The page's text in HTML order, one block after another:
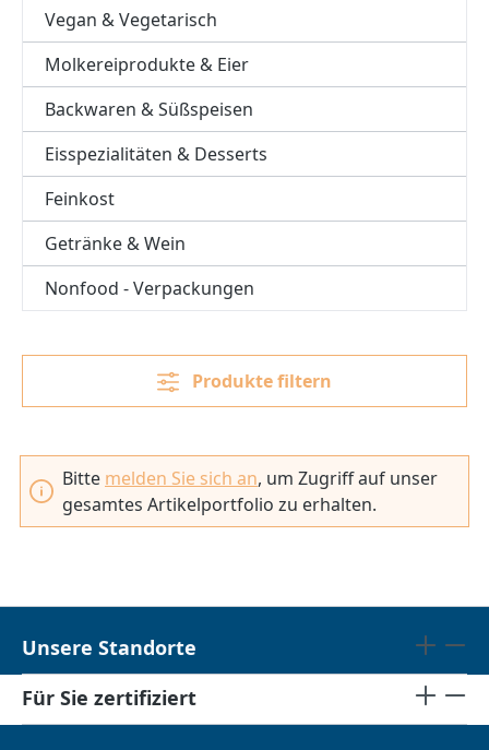
Vegan & Vegetarisch
Molkereiprodukte & Eier
Backwaren & Süßspeisen
Eisspezialitäten & Desserts
Feinkost
Getränke & Wein
Nonfood - Verpackungen
Produkte filtern
Bitte melden Sie sich an, um Zugriff auf unser
gesamtes Artikelportfolio zu erhalten.
Unsere Standorte
Für Sie zertifiziert